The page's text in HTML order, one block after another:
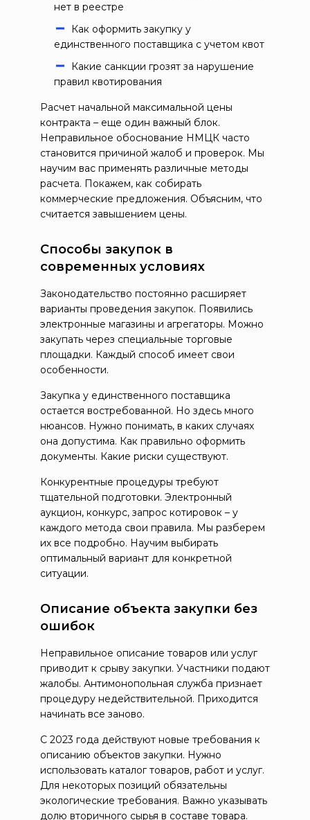
нет в реестре
Как оформить закупку у
единственного поставщика с учетом квот
Какие санкции грозят за нарушение
правил квотирования
Расчет начальной максимальной цены
контракта – еще один важный блок.
Неправильное обоснование НМЦК часто
становится причиной жалоб и проверок. Мы
научим вас применять различные методы
расчета. Покажем, как собирать
коммерческие предложения. Объясним, что
считается завышением цены.
Способы закупок в
современных условиях
Законодательство постоянно расширяет
варианты проведения закупок. Появились
электронные магазины и агрегаторы. Можно
закупать через специальные торговые
площадки. Каждый способ имеет свои
особенности.
Закупка у единственного поставщика
остается востребованной. Но здесь много
нюансов. Нужно понимать, в каких случаях
она допустима. Как правильно оформить
документы. Какие риски существуют.
Конкурентные процедуры требуют
тщательной подготовки. Электронный
аукцион, конкурс, запрос котировок – у
каждого метода свои правила. Мы разберем
их все подробно. Научим выбирать
оптимальный вариант для конкретной
ситуации.
Описание объекта закупки без
ошибок
Неправильное описание товаров или услуг
приводит к срыву закупки. Участники подают
жалобы. Антимонопольная служба признает
процедуру недействительной. Приходится
начинать все заново.
С 2023 года действуют новые требования к
описанию объектов закупки. Нужно
использовать каталог товаров, работ и услуг.
Для некоторых позиций обязательны
экологические требования. Важно указывать
долю вторичного сырья в составе товара.